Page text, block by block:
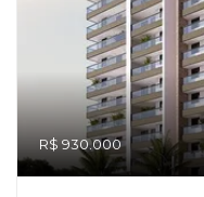
R$ 930.000